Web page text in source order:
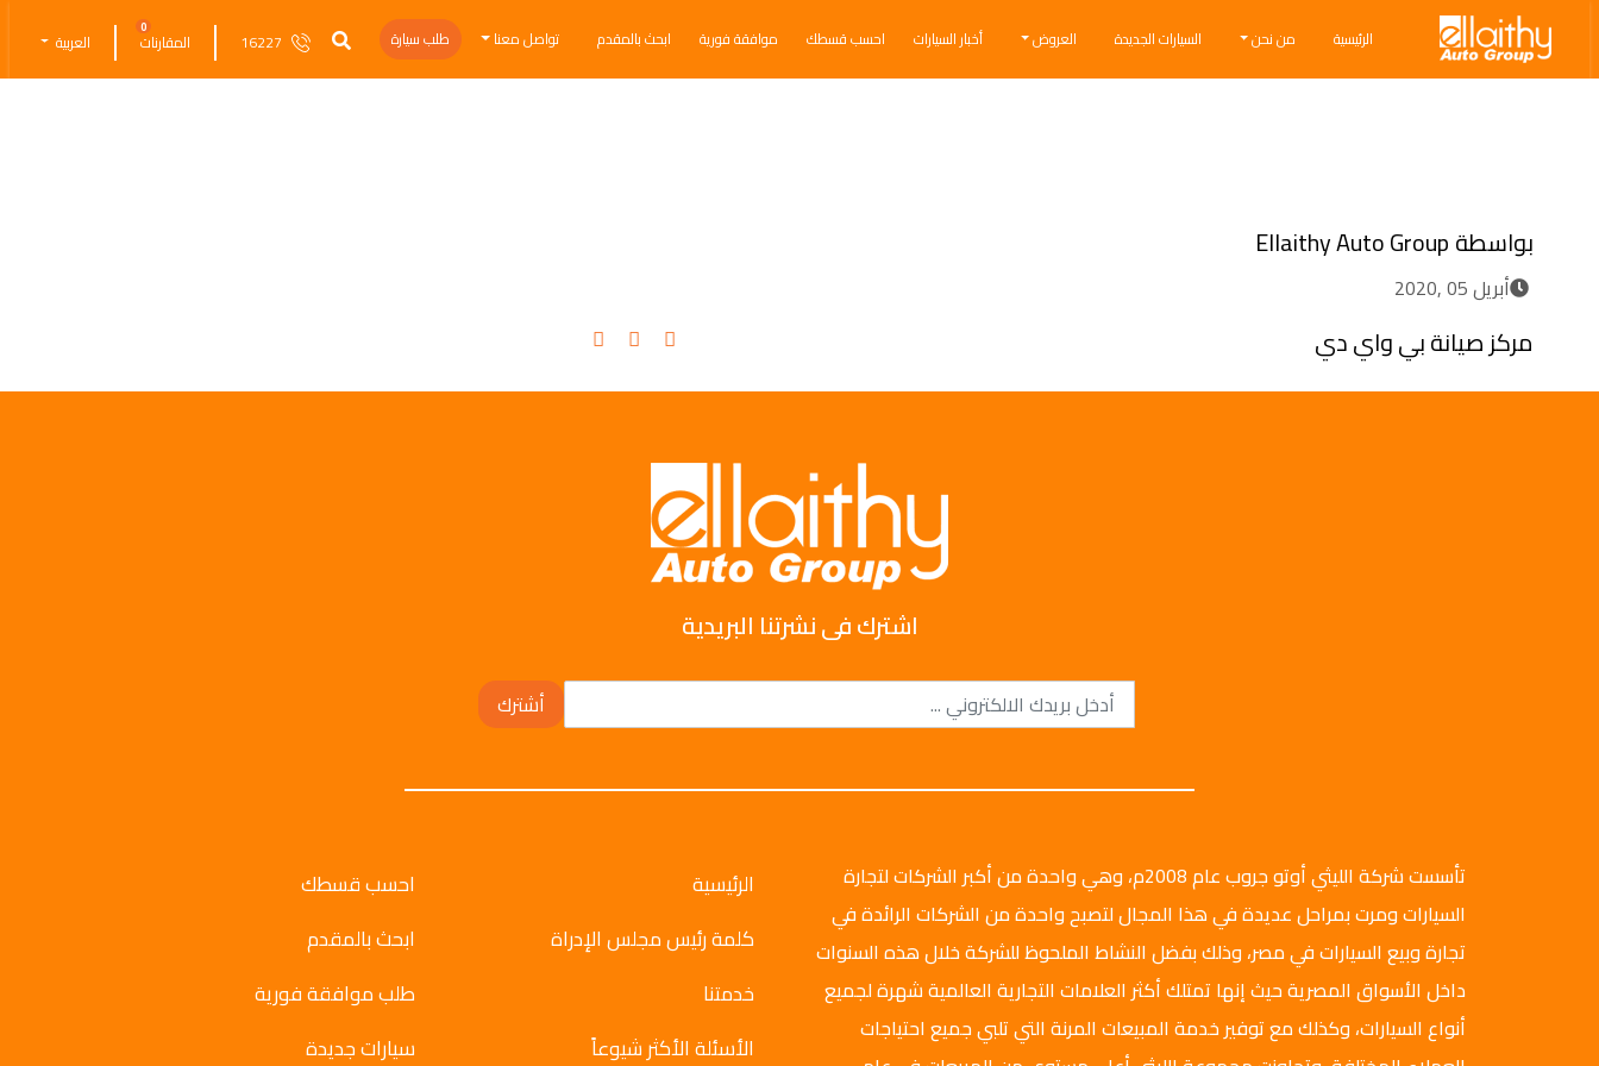
Ellaithy Auto Group
Breadcrumb navigation
الرئيسية من نحن السيارات الجديدة العروض أخبار السيارات احسب قسطك موافقة فورية ابحث بالمقدم تواصل معنا طلب سيارة 16227 المقارنات
0
العربية
بواسطةEllaithy Auto Group
أبريل 05 ,2020
مركز صيانة بي واي دي
اشترك فى نشرتنا البريدية
أشترك
تأسست شركة الليثي أوتو جروب عام 2008م، وهي واحدة من أكبر الشركات لتجارة
السيارات ومرت بمراحل عديدة في هذا المجال لتصبح واحدة من الشركات الرائدة في
تجارة وبيع السيارات في مصر، وذلك بفضل النشاط الملحوظ للشركة خلال هذه السنوات
داخل الأسواق المصرية حيث إنها تمتلك أكثر العلامات التجارية العالمية شهرة لجميع
أنواع السيارات، وكذلك مع توفير خدمة المبيعات المرنة التي تلبي جميع احتياجات
الرئيسية
كلمة رئيس مجلس الإدراة
خدمتنا
الأسئلة الأكثر شيوعاً
احسب قسطك
ابحث بالمقدم
طلب موافقة فورية
سيارات جديدة